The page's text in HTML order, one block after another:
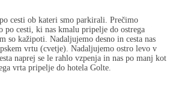
cesti ob kateri smo parkirali. Prečimo
po cesti, ki nas kmalu pripelje do ostrega
so kažipoti. Nadaljujemo desno in cesta nas
vrtu (cvetje). Nadaljujemo ostro levo v
naprej se le rahlo vzpenja in nas po manj kot
vrta pripelje do hotela Golte.